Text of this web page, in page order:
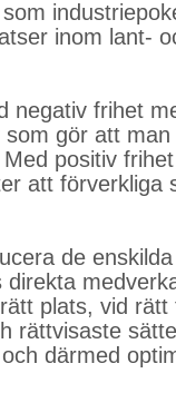
inom lant-
negativ frihet
gör att
positiv
att förverkliga
de
direkta
plats, vid rätt
rättvisaste
därmed